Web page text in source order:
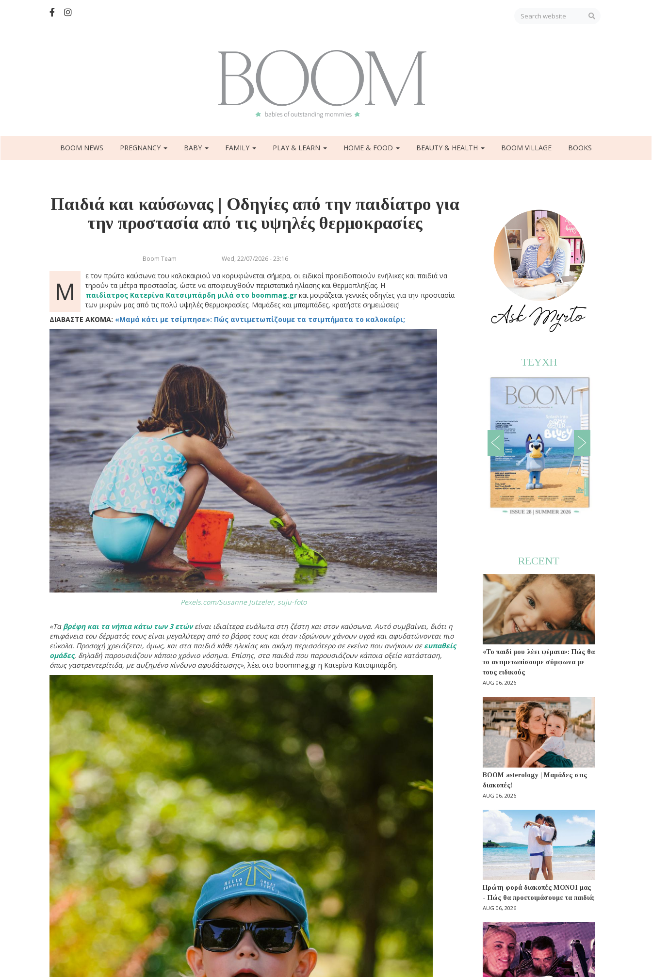
navigation
BOOM NEWS PREGNANCY BABY FAMILY PLAY & LEARN HOME & FOOD BEAUTY & HEALTH BOOM VILLAGE BOOKS
Παιδιά και καύσωνας | Οδηγίες από την παιδίατρο για
την προστασία από τις υψηλές θερμοκρασίες
Boom Team Wed, 22/07/2026 - 23:16
Μ
ε τον πρώτο καύσωνα του καλοκαιριού να κορυφώνεται σήμερα, οι ειδικοί προειδοποιούν ενήλικες και παιδιά να
τηρούν τα μέτρα προστασίας, ώστε να αποφευχθούν περιστατικά ηλίασης και θερμοπληξίας. Η
παιδίατρος Κατερίνα Κατσιμπάρδη μιλά στο boommag.gr και μοιράζεται γενικές οδηγίες για την προστασία
των μικρών μας από τις πολύ υψηλές θερμοκρασίες. Μαμάδες και μπαμπάδες, κρατήστε σημειώσεις!
ΔΙΑΒΑΣΤΕ ΑΚΟΜΑ: «Μαμά κάτι με τσίμπησε»: Πώς αντιμετωπίζουμε τα τσιμπήματα το καλοκαίρι;
Pexels.com/Susanne Jutzeler, suju-foto
«Τα βρέφη και τα νήπια κάτω των 3 ετώνείναι ιδιαίτερα ευάλωτα στη ζέστη και στον καύσωνα. Αυτό συμβαίνει, διότι η
επιφάνεια του δέρματός τους είναι μεγαλύτερη από το βάρος τους και όταν ιδρώνουν χάνουν υγρά και αφυδατώνονται πιο
εύκολα. Προσοχή χρειάζεται, όμως, και στα παιδιά κάθε ηλικίας και ακόμη περισσότερο σε εκείνα που ανήκουν σε ευπαθείς
ομάδες, δηλαδή παρουσιάζουν κάποιο χρόνιο νόσημα. Επίσης, στα παιδιά που παρουσιάζουν κάποια οξεία κατάσταση,
όπως γαστρεντερίτιδα, με αυξημένο κίνδυνο αφυδάτωσης», λέει στο boommag.gr η Κατερίνα Κατσιμπάρδη.
ΤΕΥΧΗ
RECENT
«Το παιδί μου λέει ψέματα»: Πώς θα
το αντιμετωπίσουμε σύμφωνα με
τους ειδικούς
AUG 06, 2026
BOOM asterology | Μαμάδες στις
διακοπές!
AUG 06, 2026
Πρώτη φορά διακοπές ΜΟΝΟΙ μας
- Πώς θα προετοιμάσουμε τα παιδιά;
AUG 06, 2026